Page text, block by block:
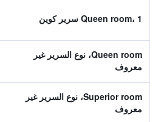
Queen room، 1 سرير كوين
Queen room، نوع السرير غير
معروف
Superior room، نوع السرير غير
معروف